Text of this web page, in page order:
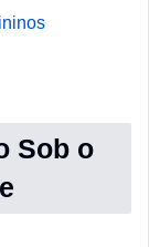
Sob o